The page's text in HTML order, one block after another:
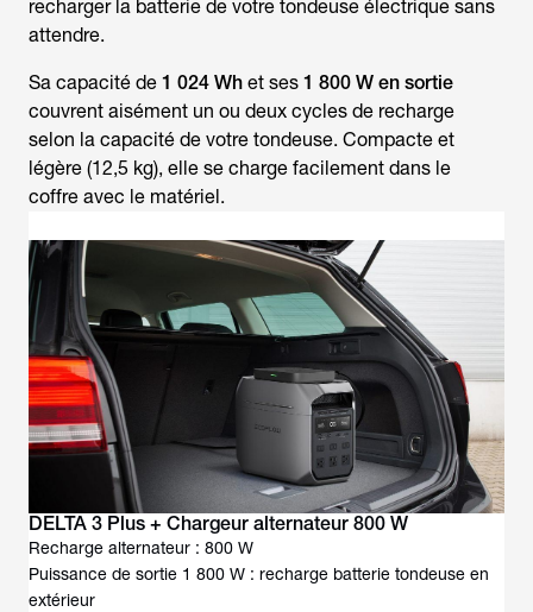
recharger la batterie de votre tondeuse électrique sans
attendre.
Sa capacité de 1 024 Wh et ses 1 800 W en sortie
couvrent aisément un ou deux cycles de recharge
selon la capacité de votre tondeuse. Compacte et
légère (12,5 kg), elle se charge facilement dans le
coffre avec le matériel.
DELTA 3 Plus + Chargeur alternateur 800 W
Recharge alternateur : 800 W
Puissance de sortie 1 800 W : recharge batterie tondeuse en
extérieur